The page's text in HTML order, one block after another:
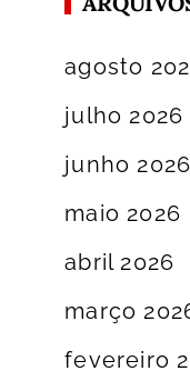
agosto
julho 2026
junho 2026
maio 2026
abril 2026
março
fevereiro